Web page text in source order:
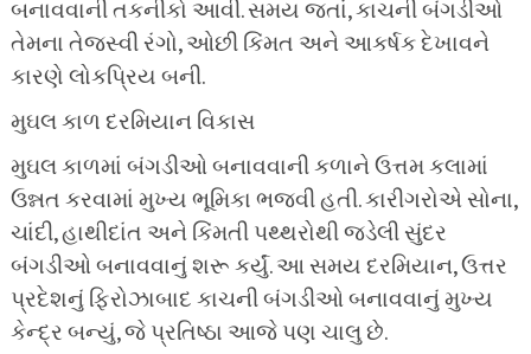
બનાવવાની તકનીકો આવી. સમય જતાં, કાચની બંગડીઓ
તેમના તેજસ્વી રંગો, ઓછી કિંમત અને આકર્ષક દેખાવને
કારણે લોકપ્રિય બની.
મુઘલ કાળ દરમિયાન વિકાસ
મુઘલ કાળમાં બંગડીઓ બનાવવાની કળાને ઉત્તમ કલામાં
ઉન્નત કરવામાં મુખ્ય ભૂમિકા ભજવી હતી. કારીગરોએ સોના,
ચાંદી, હાથીદાંત અને કિંમતી પથ્થરોથી જડેલી સુંદર
બંગડીઓ બનાવવાનું શરૂ કર્યું. આ સમય દરમિયાન, ઉત્તર
પ્રદેશનું ફિરોઝાબાદ કાચની બંગડીઓ બનાવવાનું મુખ્ય
કેન્દ્ર બન્યું, જે પ્રતિષ્ઠા આજે પણ ચાલુ છે.